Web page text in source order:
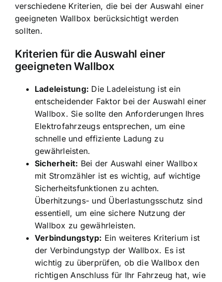
verschiedene Kriterien, die bei der Auswahl einer
geeigneten Wallbox berücksichtigt werden
sollten.
Kriterien für die Auswahl einer
geeigneten Wallbox
Ladeleistung: Die Ladeleistung ist ein
entscheidender Faktor bei der Auswahl einer
Wallbox. Sie sollte den Anforderungen Ihres
Elektrofahrzeugs entsprechen, um eine
schnelle und effiziente Ladung zu
gewährleisten.
Sicherheit: Bei der Auswahl einer Wallbox
mit Stromzähler ist es wichtig, auf wichtige
Sicherheitsfunktionen zu achten.
Überhitzungs- und Überlastungsschutz sind
essentiell, um eine sichere Nutzung der
Wallbox zu gewährleisten.
Verbindungstyp: Ein weiteres Kriterium ist
der Verbindungstyp der Wallbox. Es ist
wichtig zu überprüfen, ob die Wallbox den
richtigen Anschluss für Ihr Fahrzeug hat, wie